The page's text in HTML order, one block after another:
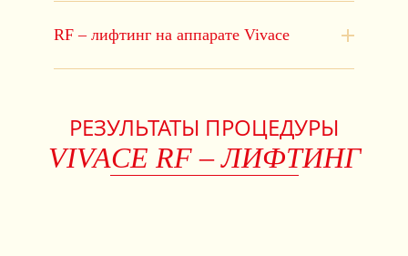
RF – лифтинг на аппарате Vivace
РЕЗУЛЬТАТЫ ПРОЦЕДУРЫ
VIVACE RF – ЛИФТИНГ